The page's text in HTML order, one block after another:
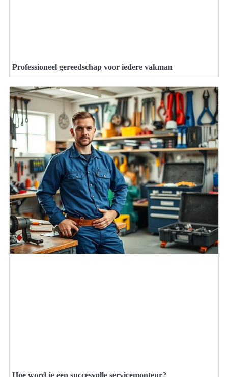
Professioneel gereedschap voor iedere vakman
Hoe word je een succesvolle servicemonteur?